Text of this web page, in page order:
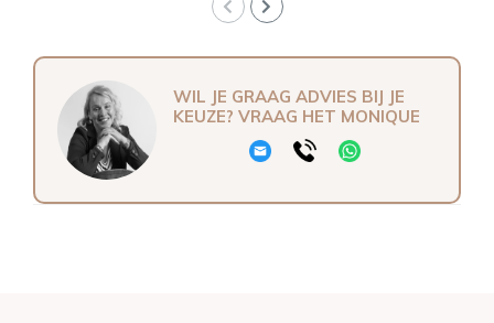
WIL JE GRAAG ADVIES BIJ JE
KEUZE? VRAAG HET MONIQUE